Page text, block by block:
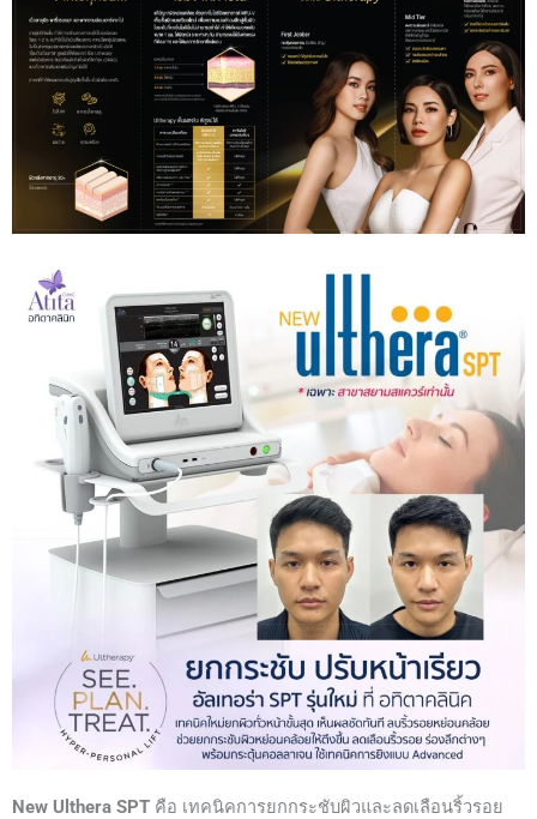
New Ulthera SPT คือ เทคนิคการยกกระชับผิวและลดเลือนริ้วรอย